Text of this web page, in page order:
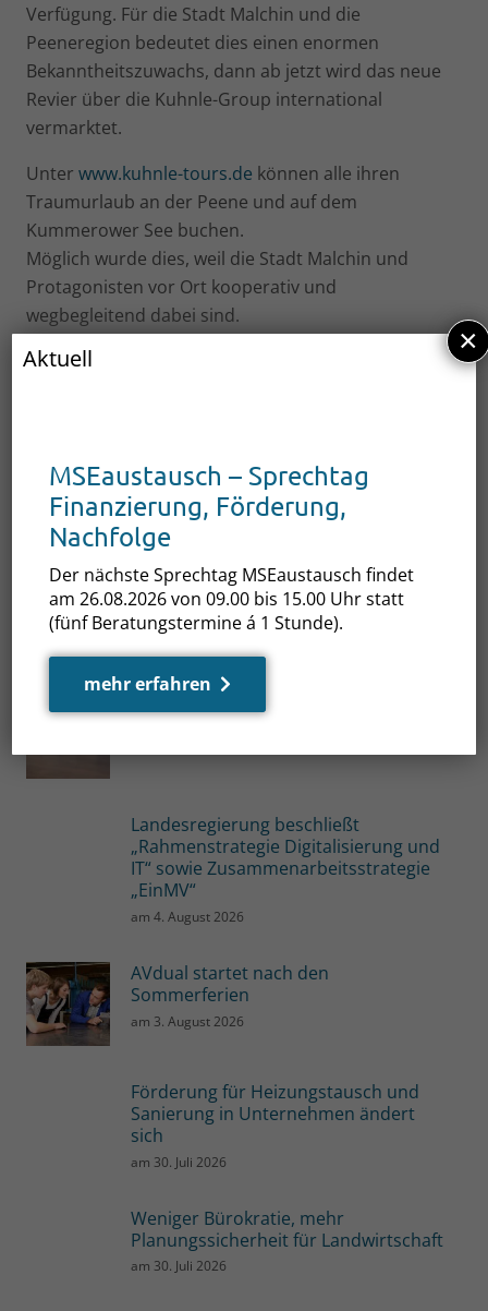
Verfügung. Für die Stadt Malchin und die
Peeneregion bedeutet dies einen enormen
Bekanntheitszuwachs, dann ab jetzt wird das neue
Revier über die Kuhnle-Group international
vermarktet.
Unter www.kuhnle-tours.de können alle ihren
Traumurlaub an der Peene und auf dem
Kummerower See buchen.
Möglich wurde dies, weil die Stadt Malchin und
Protagonisten vor Ort kooperativ und
wegbegleitend dabei sind.
Kontakt:
www.kuhnle-tours.de
Auch interessant …
Neues Förderportal startet
Landesregierung beschließt
„Rahmenstrategie Digitalisierung und
IT“ sowie Zusammenarbeitsstrategie
„EinMV“
am4. August 2026
AVdual startet nach den
Sommerferien
am 3. August 2026
Förderung für Heizungstausch und
Sanierung in Unternehmen ändert
sich
am 30. Juli 2026
Weniger Bürokratie, mehr
Planungssicherheit für Landwirtschaft
am 30. Juli 2026
Aktuell
MSEaustausch – Sprechtag
Finanzierung, Förderung,
Nachfolge
Der nächste Sprechtag MSEaustausch findet
am 26.08.2026 von 09.00 bis 15.00 Uhr statt
(fünf Beratungstermine á 1 Stunde).
mehr erfahren
×